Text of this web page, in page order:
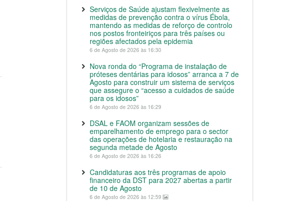
Serviços de Saúde ajustam flexivelmente as
medidas de prevenção contra o vírus Ébola,
mantendo as medidas de reforço de controlo
nos postos fronteiriços para três países ou
regiões afectados pela epidemia
6 de Agosto de 2026 às 16:30
Nova ronda do “Programa de instalação de
próteses dentárias para idosos” arranca a 7 de
Agosto para construir um sistema de serviços
que assegure o “acesso a cuidados de saúde
para os idosos”
6 de Agosto de 2026 às 16:29
DSAL e FAOM organizam sessões de
emparelhamento de emprego para o sector
das operações de hotelaria e restauração na
segunda metade de Agosto
6 de Agosto de 2026 às 16:26
Candidaturas aos três programas de apoio
financeiro da DST para 2027 abertas a partir
de 10 de Agosto
6 de Agosto de 2026 às 12:59